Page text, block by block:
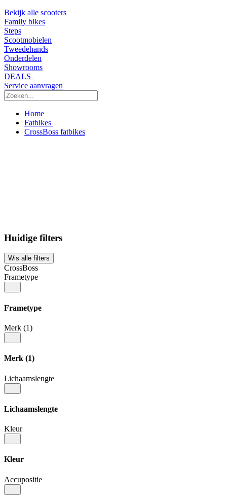
Bekijk alle scooters
Family bikes
Steps
Scootmobielen
Tweedehands
Onderdelen
Showrooms
DEALS
Service aanvragen
Home
Fatbikes
CrossBoss fatbikes
Huidige filters
Wis alle filters
CrossBoss
Frametype
Frametype
Merk (1)
Merk (1)
Lichaamslengte
Lichaamslengte
Kleur
Kleur
Accupositie